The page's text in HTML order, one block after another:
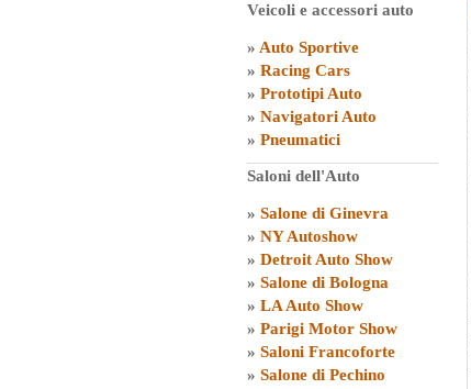
Veicoli e accessori auto
» Auto Sportive
» Racing Cars
» Prototipi Auto
» Navigatori Auto
» Pneumatici
Saloni dell'Auto
» Salone di Ginevra
» NY Autoshow
» Detroit Auto Show
» Salone di Bologna
» LA Auto Show
» Parigi Motor Show
» Saloni Francoforte
» Salone di Pechino